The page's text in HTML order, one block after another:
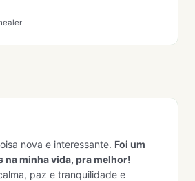
nova e interessante. Foi um
na minha vida, pra melhor!
paz e tranquilidade e